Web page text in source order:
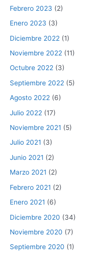
Febrero 2023 (2)
Enero 2023 (3)
Diciembre 2022 (1)
Noviembre 2022 (11)
Octubre 2022 (3)
Septiembre 2022 (5)
Agosto 2022 (6)
Julio 2022 (17)
Noviembre 2021 (5)
Julio 2021 (3)
Junio 2021 (2)
Marzo 2021 (2)
Febrero 2021 (2)
Enero 2021 (6)
Diciembre 2020 (34)
Noviembre 2020 (7)
Septiembre 2020 (1)